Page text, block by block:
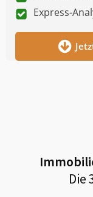
Express-
Die